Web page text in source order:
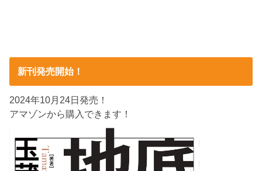
新刊発売開始！
2024年10月24日発売！
アマゾンから購入できます！